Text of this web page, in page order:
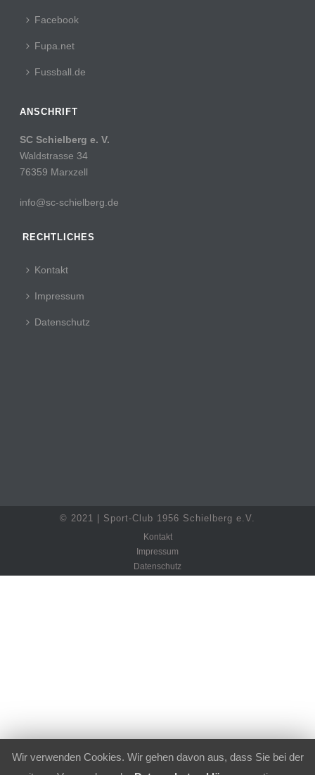
Facebook
Fupa.net
Fussball.de
ANSCHRIFT
SC Schielberg e. V.
Waldstrasse 34
76359 Marxzell
info@sc-schielberg.de
RECHTLICHES
Kontakt
Impressum
Datenschutz
© 2021 | Sport-Club 1956 Schielberg e.V.
Kontakt
Impressum
Datenschutz
Wir verwenden Cookies. Wir gehen davon aus, dass Sie bei der